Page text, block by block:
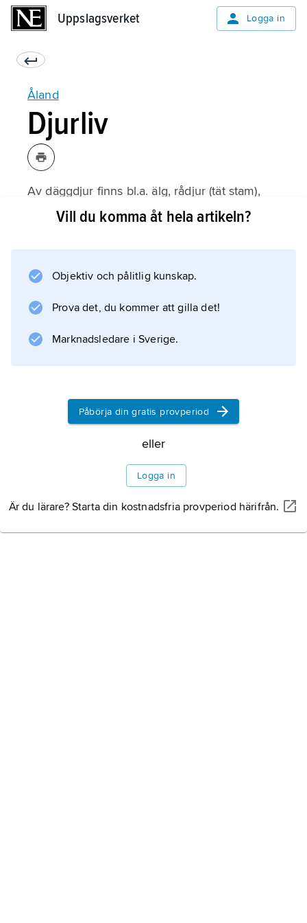
Uppslagsverket Logga in
Åland
Djurliv
Av däggdjur finns bl.a. älg, rådjur (tät stam),
rödräv, skogsmård, småvessla, ekorre,
mycket fåtaliga. Gråsäl är talrik, men även
vikare ses regelbundet.
Vill du komma åt hela artikeln?
Objektiv och pålitlig kunskap.
Prova det, du kommer att gilla det!
Marknadsledare i Sverige.
Påbörja din gratis provperiod
eller
Logga in
Är du lärare? Starta din kostnadsfria provperiod härifrån.